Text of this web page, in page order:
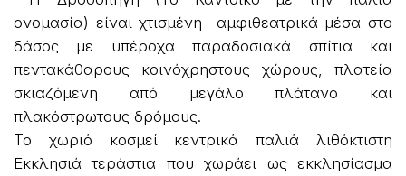
ονομασία) είναι χτισμένη αμφιθεατρικά μέσα στο
δάσος με υπέροχα παραδοσιακά σπίτια και
πεντακάθαρους κοινόχρηστους χώρους, πλατεία
σκιαζόμενη από μεγάλο πλάτανο και
πλακόστρωτους δρόμους.
Το χωριό κοσμεί κεντρικά παλιά λιθόκτιστη
Εκκλησιά τεράστια που χωράει ως εκκλησίασμα